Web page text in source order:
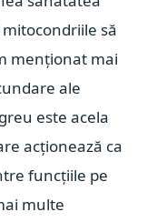
să
menționat mai
ale
este acela
acționează ca
funcțiile pe
multe